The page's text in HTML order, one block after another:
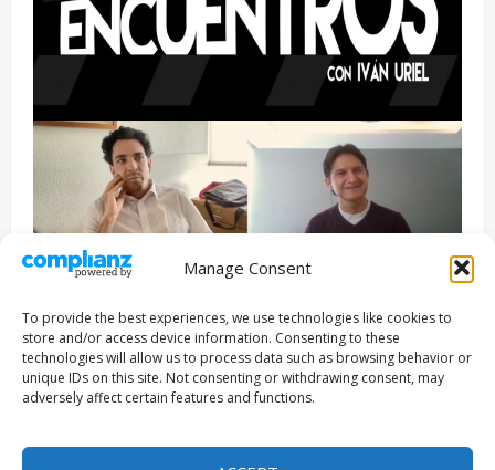
Manage Consent
To provide the best experiences, we use technologies like cookies to
store and/or access device information. Consenting to these
technologies will allow us to process data such as browsing behavior or
unique IDs on this site. Not consenting or withdrawing consent, may
adversely affect certain features and functions.
Entrevista Series
ENCUENTROS CON IVÁN URIEL T3E22: JUAN PATRICIO
RIVEROLL
Filmakersmovie 5 mayo, 2026